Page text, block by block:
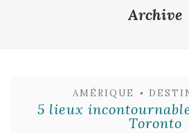
Archive
AMÉRIQUE •
5 lieux
Toronto